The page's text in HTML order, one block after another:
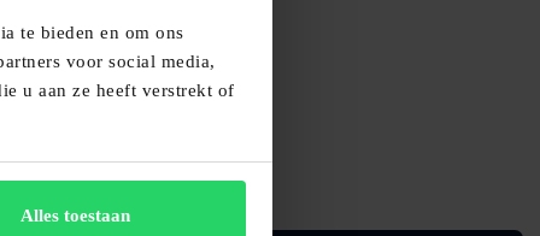
te bieden en om ons
voor social media,
u aan ze heeft verstrekt of
Alles toestaan